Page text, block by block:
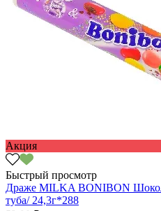
Акция
Быстрый просмотр
Драже MILKA BONIBON
туба/ 24,3г*288